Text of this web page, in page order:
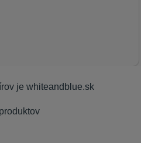
je whiteandblue.sk
produktov